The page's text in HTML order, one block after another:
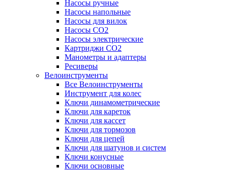
Насосы ручные
Насосы напольные
Насосы для вилок
Насосы CO2
Насосы электрические
Картриджи CO2
Манометры и адаптеры
Ресиверы
Велоинструменты
Все Велоинструменты
Инструмент для колес
Ключи динамометрические
Ключи для кареток
Ключи для кассет
Ключи для тормозов
Ключи для цепей
Ключи для шатунов и систем
Ключи конусные
Ключи основные